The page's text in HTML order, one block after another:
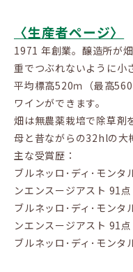
〈生産者ページ〉
1971 年創業。醸造所が
重でつぶれないように小
平均標高520ｍ（最高
ワインができます。
畑は無農薬栽培で除草剤
母と昔ながらの32hlの大
主な受賞歴：
ブルネッロ･ディ･モンタ
ンエンスージアスト 91点
ブルネッロ･ディ･モンタ
ンエンスージアスト 91点
ブルネッロ･ディ･モンタ